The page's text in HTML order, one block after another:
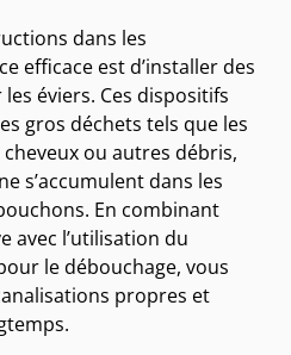
dans les
efficace est d’installer des
éviers. Ces dispositifs
gros déchets tels que les
ou autres débris,
s’accumulent dans les
En combinant
avec l’utilisation du
le débouchage, vous
propres et